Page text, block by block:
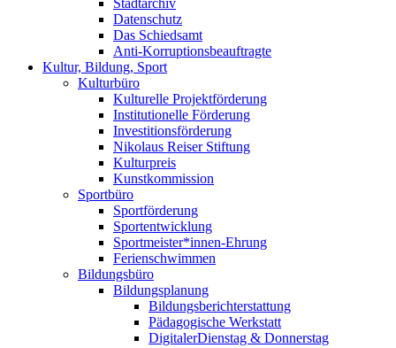
Stadtarchiv
Datenschutz
Das Schiedsamt
Anti-Korruptionsbeauftragte
Kultur, Bildung, Sport
Kulturbüro
Kulturelle Projektförderung
Institutionelle Förderung
Investitionsförderung
Nikolaus Reiser Stiftung
Kulturpreis
Kunstkommission
Sportbüro
Sportförderung
Sportentwicklung
Sportmeister*innen-Ehrung
Ferienschwimmen
Bildungsbüro
Bildungsplanung
Bildungsberichterstattung
Pädagogische Werkstatt
DigitalerDienstag & Donnerstag